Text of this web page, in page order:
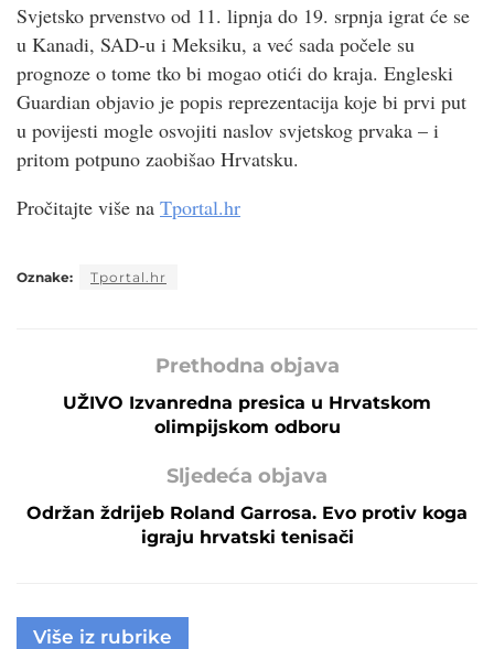
Svjetsko prvenstvo od 11. lipnja do 19. srpnja igrat će se
u Kanadi, SAD-u i Meksiku, a već sada počele su
prognoze o tome tko bi mogao otići do kraja. Engleski
Guardian objavio je popis reprezentacija koje bi prvi put
u povijesti mogle osvojiti naslov svjetskog prvaka – i
pritom potpuno zaobišao Hrvatsku.
Pročitajte više na Tportal.hr
Oznake: Tportal.hr
Prethodna objava
UŽIVO Izvanredna presica u Hrvatskom
olimpijskom odboru
Sljedeća objava
Održan ždrijeb Roland Garrosa. Evo protiv koga
igraju hrvatski tenisači
Više iz rubrike